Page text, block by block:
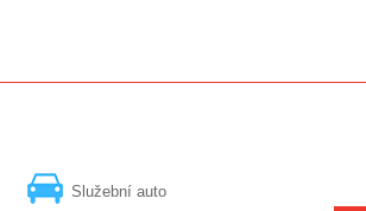
Služební auto